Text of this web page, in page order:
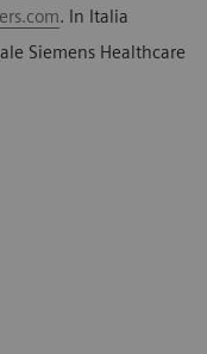
. In Italia
Siemens Healthcare